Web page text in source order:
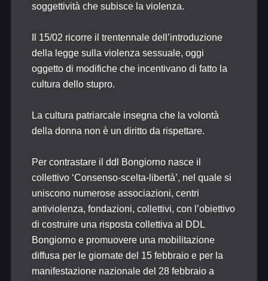
soggettività che subisce la violenza.
Il 15/02 ricorre il trentennale dell’introduzione
della legge sulla violenza sessuale, oggi
oggetto di modifiche che incentivano di fatto la
cultura dello stupro.
La cultura patriarcale insegna che la volontà
della donna non è un diritto da rispettare.
Per contrastare il ddl Bongiorno nasce il
collettivo ‘Consenso-scelta-libertà’, nel quale si
uniscono numerose associazioni, centri
antiviolenza, fondazioni, collettivi, con l’obiettivo
di costruire una risposta collettiva al DDL
Bongiorno e promuovere una mobilitazione
diffusa per le giornate del 15 febbraio e per la
manifestazione nazionale del 28 febbraio a